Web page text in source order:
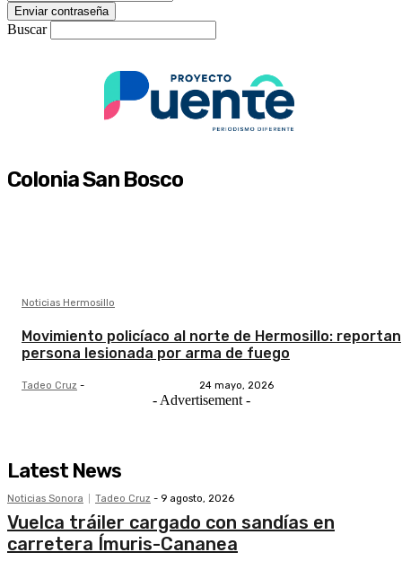
Buscar
Colonia San Bosco
Noticias Hermosillo
Movimiento policíaco al norte de Hermosillo: reportan
persona lesionada por arma de fuego
Tadeo Cruz - 24 mayo, 2026
- Advertisement -
Latest News
Noticias Sonora Tadeo Cruz - 9 agosto, 2026
Vuelca tráiler cargado con sandías en
carretera Ímuris-Cananea